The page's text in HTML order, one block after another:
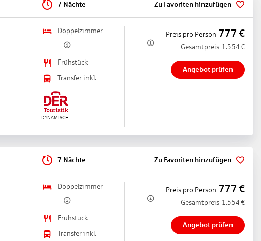
7 Nächte Zu Favoriten hinzufügen
Doppelzimmer
Frühstück
Transfer inkl.
Preis pro Person 777 €
Gesamtpreis 1.554 €
Angebot prüfen
7 Nächte Zu Favoriten hinzufügen
Doppelzimmer
Frühstück
Transfer inkl.
Preis pro Person 777 €
Gesamtpreis 1.554 €
Angebot prüfen